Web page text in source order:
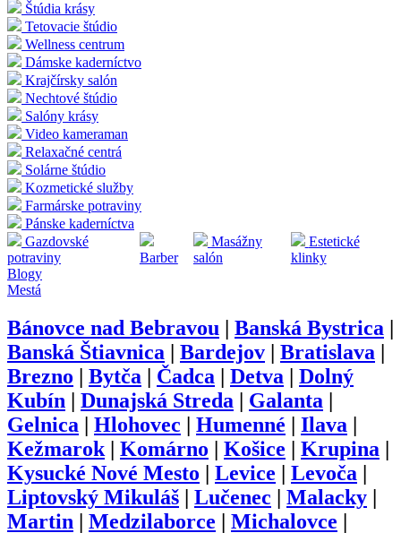
Štúdia krásy
Tetovacie štúdio
Wellness centrum
Dámske kaderníctvo
Krajčírsky salón
Nechtové štúdio
Salóny krásy
Video kameraman
Relaxačné centrá
Solárne štúdio
Kozmetické služby
Farmárske potraviny
Pánske kaderníctva
Gazdovské
potraviny
Barber
Masážny
salón
Estetické
klinky
Blogy
Mestá
Bánovce nad Bebravou Banská Bystrica
Banská Štiavnica
Bardejov Bratislava
Brezno
Bytča Čadca Detva
Dolný
Kubín
Dunajská Streda Galanta
Gelnica
Hlohovec Humenné Ilava
Kežmarok| Komárno Košice Krupina
Kysucké Nové Mesto
Levice Levoča
Liptovský Mikuláš
Lučenec Malacky
Martin
Medzilaborce Michalovce